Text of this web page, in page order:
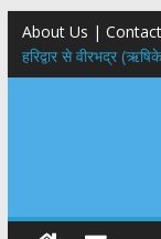
About Us |
​हरिद्वार से वीरभद्र
सूर्या ने की देश व
नंदा की चौकी पुल
मुख्यमंत्री ने 9 लाख 87
राष्ट्रीय हथकरघा
कारीगरों को किया